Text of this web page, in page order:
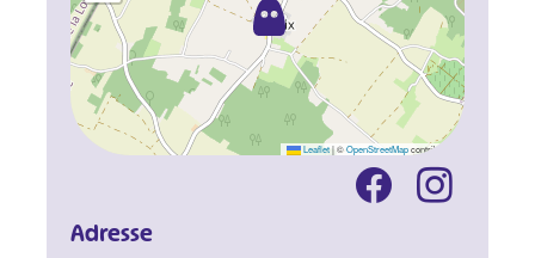
Leaflet |©OpenStreetMapcontributors
Adresse